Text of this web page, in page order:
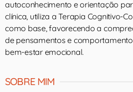
autoconhecimento e orientação
clínica, utiliza a Terapia Cognitivo-
como base, favorecendo a
de pensamentos e
bem-estar emocional.
SOBRE MIM